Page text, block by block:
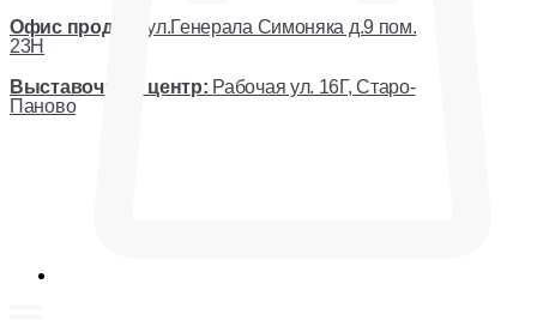
Офис продаж:
ул.Генерала Симоняка д.9 пом.
23Н
Выставочный центр: Рабочая ул. 16Г, Старо-
Паново